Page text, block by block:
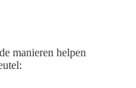
manieren helpen